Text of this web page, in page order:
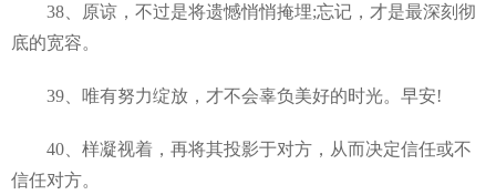
38、原谅，不过是将遗憾悄悄掩埋;忘记，才是最深刻彻
底的宽容。
39、唯有努力绽放，才不会辜负美好的时光。早安!
40、样凝视着，再将其投影于对方，从而决定信任或不
信任对方。